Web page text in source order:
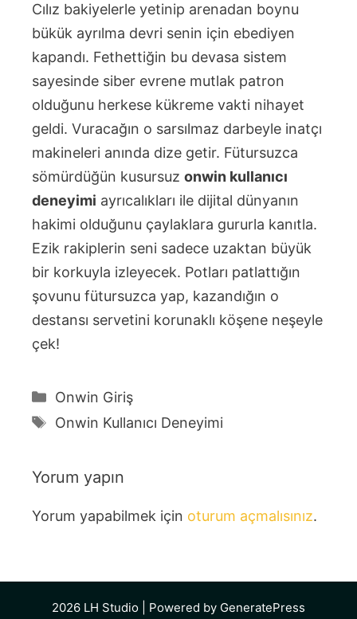
Cılız bakiyelerle yetinip arenadan boynu
bükük ayrılma devri senin için ebediyen
kapandı. Fethettiğin bu devasa sistem
sayesinde siber evrene mutlak patron
olduğunu herkese kükreme vakti nihayet
geldi. Vuracağın o sarsılmaz darbeyle inatçı
makineleri anında dize getir. Fütursuzca
sömürdüğün kusursuz onwin kullanıcı
deneyimi ayrıcalıkları ile dijital dünyanın
hakimi olduğunu çaylaklara gururla kanıtla.
Ezik rakiplerin seni sadece uzaktan büyük
bir korkuyla izleyecek. Potları patlattığın
şovunu fütursuzca yap, kazandığın o
destansı servetini korunaklı köşene neşeyle
çek!
Kategoriler
Onwin Giriş
Etiketler
Onwin Kullanıcı Deneyimi
Yorum yapın
Yorum yapabilmek için oturum açmalısınız.
2026 LH Studio | Powered by GeneratePress